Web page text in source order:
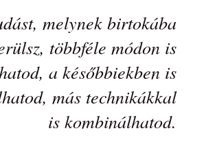
melynek birtokába
többféle módon is
a későbbiekben is
más technikákkal
is kombinálhatod.